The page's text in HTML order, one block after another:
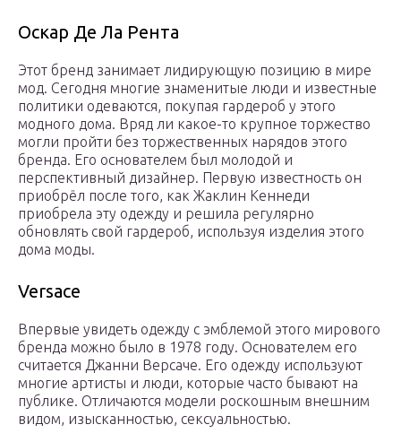
Оскар Де Ла Рента
Этот бренд занимает лидирующую позицию в мире
мод. Сегодня многие знаменитые люди и известные
политики одеваются, покупая гардероб у этого
модного дома. Вряд ли какое-то крупное торжество
могли пройти без торжественных нарядов этого
бренда. Его основателем был молодой и
перспективный дизайнер. Первую известность он
приобрёл после того, как Жаклин Кеннеди
приобрела эту одежду и решила регулярно
обновлять свой гардероб, используя изделия этого
дома моды.
Versace
Впервые увидеть одежду с эмблемой этого мирового
бренда можно было в 1978 году. Основателем его
считается Джанни Версаче. Его одежду используют
многие артисты и люди, которые часто бывают на
публике. Отличаются модели роскошным внешним
видом, изысканностью, сексуальностью.